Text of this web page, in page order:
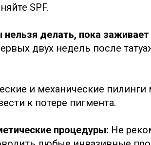
SPF.
делать, пока
двух недель после
и механические пилинги
к потере пигмента.
процедуры: Не